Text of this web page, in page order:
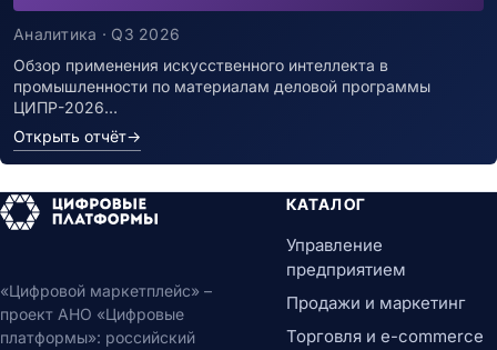
Аналитика · Q3 2026
Обзор применения искусственного интеллекта в
промышленности по материалам деловой программы
ЦИПР-2026…
Открыть отчёт→
«Цифровой маркетплейс» –
проект АНО «Цифровые
платформы»: российский
КАТАЛОГ
Управление
предприятием
Продажи и маркетинг
Торговля и e-commerce